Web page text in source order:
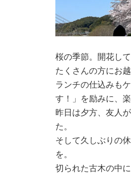
桜の季節。開花し
たくさんの方にお
ランチの仕込みも
す！」を励みに、
昨日は夕方、友人
た。
そして久しぶりの
を。
切られた古木の中